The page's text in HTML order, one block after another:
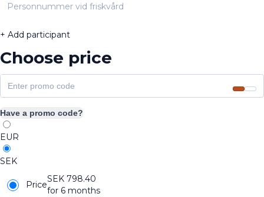
Personnummer vid friskvård
+ Add participant
Choose price
Have a promo code?
EUR
SEK
Price
SEK 798.40
for 6 months